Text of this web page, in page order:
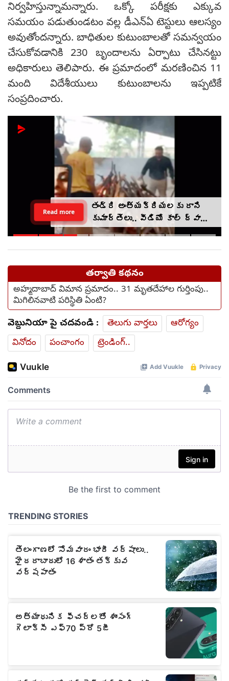
నిర్వహిస్తున్నామన్నారు. ఒక్కో పరీక్షకు ఎక్కువ
సమయం పడుతుండటం వల్ల డీఎన్ఏ టెస్టులు ఆలస్యం
అవుతోందన్నారు. బాధితుల కుటుంబాలతో సమన్వయం
చేసుకోవడానికి 230 బృందాలను ఏర్పాటు చేసినట్టు
అధికారులు తెలిపారు. ఈ ప్రమాదంలో మరణించిన 11
మంది విదేశీయులు కుటుంబాలను ఇప్పటికే
సంప్రదించారు.
తండ్రి అంత్యక్రియలకు రాని
కుమార్తెలు.. వీడియో కాల్ ద్వారా
అంతా ముగించేశారు.. (video)
Read more
తర్వాతి కథనం
అహ్మదాబాద్ విమాన ప్రమాదం.. 31 మృతదేహాల గుర్తింపు..
మిగిలినవాటి పరిస్థితి ఏంటి?
వెబ్దునియా పై చదవండి : తెలుగు వార్తలు
ఆరోగ్యం
వినోదం
పంచాంగం ట్రెండింగ్..